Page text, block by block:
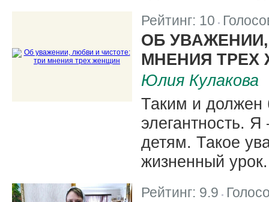
Рейтинг: 10
ОБ
МНЕНИЯ
Юлия Кулакова
Таким и должен
элегантность.
детям. Такое
жизненный урок.
Рейтинг: 9.9